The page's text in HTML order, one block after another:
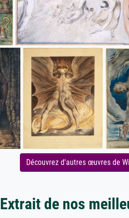
Découvrez d'autres œuvres de
Extrait de nos